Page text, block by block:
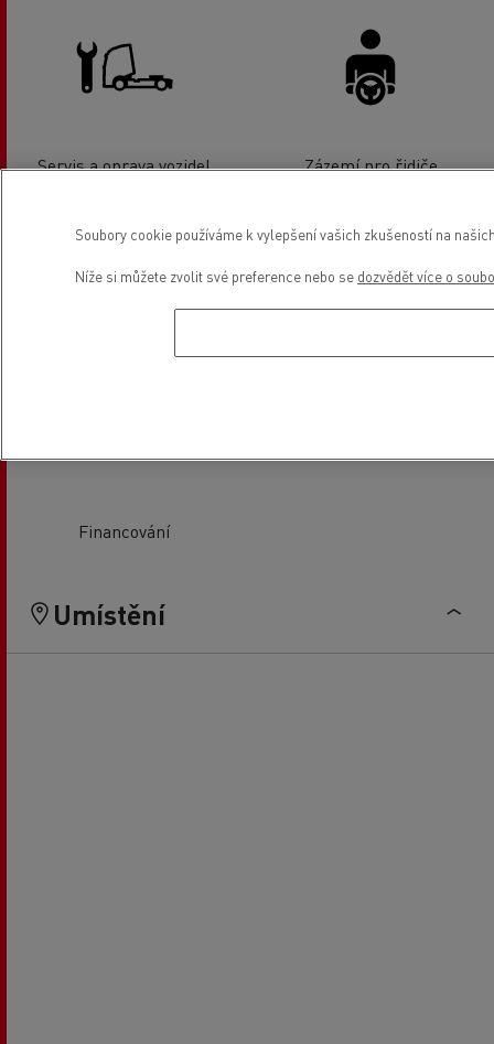
Servis a oprava vozidel Zázemí pro řidiče
užitkových vozidel
Financování
Umístění
Soubory cookie používáme k vylepšení vašich zkušeností na
Níže si můžete zvolit své preference nebo se dozvědět více o